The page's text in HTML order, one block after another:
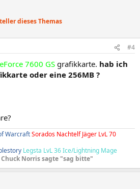
dieses Themas
#4
7600 GS grafikkarte. hab ich
oder eine 256MB ?
WarcraftSorados Nachtelf Jäger LvL 70
Legsta LvL 36 Ice/Lightning Mage
Norris sagte "sag bitte"